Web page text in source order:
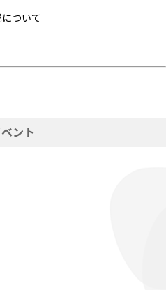
ついて
ント